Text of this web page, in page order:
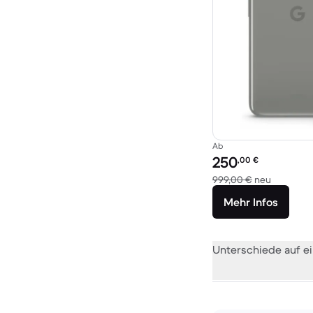
Ab
Preis des erneuerten
250,00 €
999,00 € neu
Mehr Infos
Unterschiede auf